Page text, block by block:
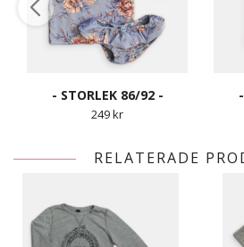
- STORLEK 86/92 -
249 kr
RELATERADE